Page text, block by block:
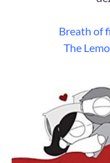
Breath of
The